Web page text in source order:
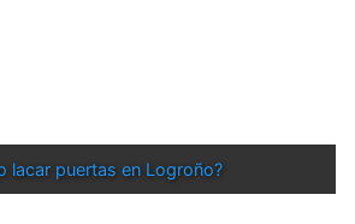
lacar puertas en Logroño?